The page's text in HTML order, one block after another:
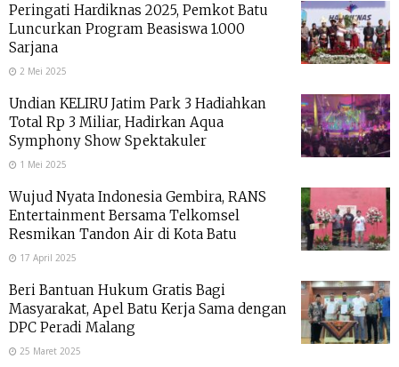
Peringati Hardiknas 2025, Pemkot Batu
Luncurkan Program Beasiswa 1.000
Sarjana
2 Mei 2025
Undian KELIRU Jatim Park 3 Hadiahkan
Total Rp 3 Miliar, Hadirkan Aqua
Symphony Show Spektakuler
1 Mei 2025
Wujud Nyata Indonesia Gembira, RANS
Entertainment Bersama Telkomsel
Resmikan Tandon Air di Kota Batu
17 April 2025
Beri Bantuan Hukum Gratis Bagi
Masyarakat, Apel Batu Kerja Sama dengan
DPC Peradi Malang
25 Maret 2025